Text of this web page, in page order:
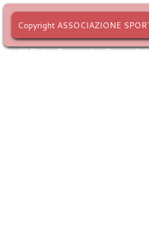
Copyright ASSOCIAZIONE
All Rights Reserved. -Privacy